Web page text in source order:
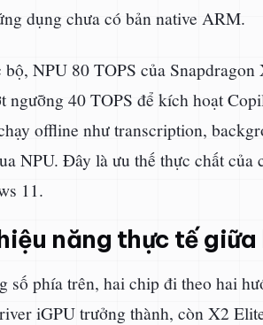
dụng chưa có bản native ARM.
NPU 80 TOPS của
ngưỡng 40 TOPS để kích hoạt
offline như transcription,
NPU. Đây là ưu thế thực chất của
11.
năng thực tế
số phía trên, hai chip đi theo hai
iGPU trưởng thành, còn X2